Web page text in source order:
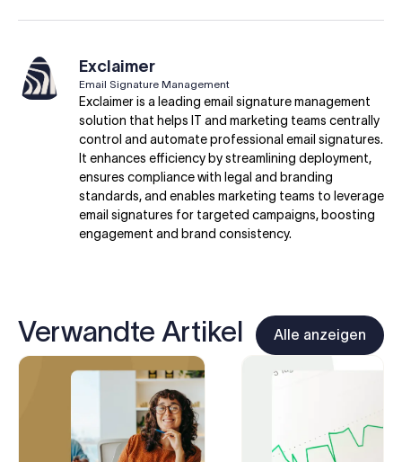
Exclaimer
Email Signature Management
Exclaimer is a leading email signature management
solution that helps IT and marketing teams centrally
control and automate professional email signatures.
It enhances efficiency by streamlining deployment,
ensures compliance with legal and branding
standards, and enables marketing teams to leverage
email signatures for targeted campaigns, boosting
engagement and brand consistency.
Verwandte Artikel Alle anzeigen